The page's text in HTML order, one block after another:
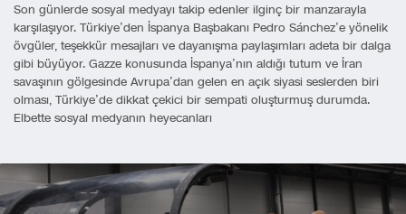
Son günlerde sosyal medyayı takip edenler ilginç bir manzarayla
karşılaşıyor. Türkiye’den İspanya Başbakanı Pedro Sánchez’e yönelik
övgüler, teşekkür mesajları ve dayanışma paylaşımları adeta bir dalga
gibi büyüyor. Gazze konusunda İspanya’nın aldığı tutum ve İran
savaşının gölgesinde Avrupa’dan gelen en açık siyasi seslerden biri
olması, Türkiye’de dikkat çekici bir sempati oluşturmuş durumda.
Elbette sosyal medyanın heyecanları